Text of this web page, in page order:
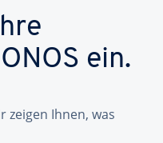
ein.
zeigen Ihnen, was